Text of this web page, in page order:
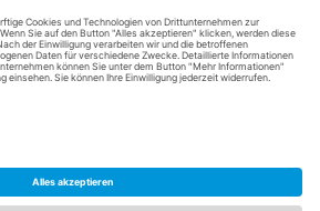
|Barrierefreiheitserklärung
E: info@sauerland.com